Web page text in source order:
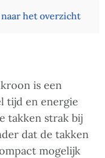
het overzicht
is een
tijd en energie
takken strak bij
dat de takken
mogelijk